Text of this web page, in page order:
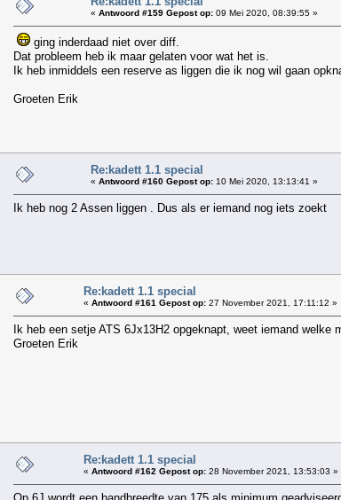
« Antwoord #159 Gepost op: 09 Mei 2020, 08:39:55 »
ging inderdaad niet over diff.
Dat probleem heb ik maar gelaten voor wat het is.
Ik heb inmiddels een reserve as liggen die ik nog wil gaan
Groeten Erik
Re:kadett 1.1 special
« Antwoord #160 Gepost op: 10 Mei 2020, 13:13:41 »
Ik heb nog 2 Assen liggen . Dus als er iemand nog iets zoekt
Re:kadett 1.1 special
« Antwoord #161 Gepost op: 27 November 2021, 17:11:12 »
Ik heb een setje ATS 6Jx13H2 opgeknapt, weet iemand welke
Groeten Erik
Re:kadett 1.1 special
« Antwoord #162 Gepost op: 28 November 2021, 13:53:03 »